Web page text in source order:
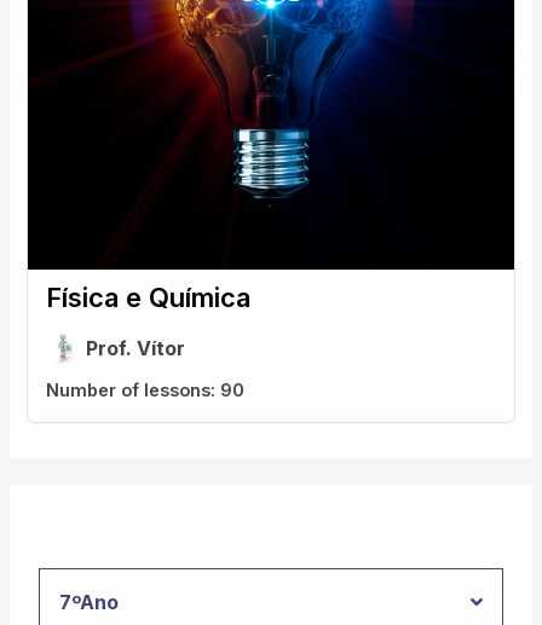
7ºAno
Física e Química
Prof. Vítor
Number of lessons: 90